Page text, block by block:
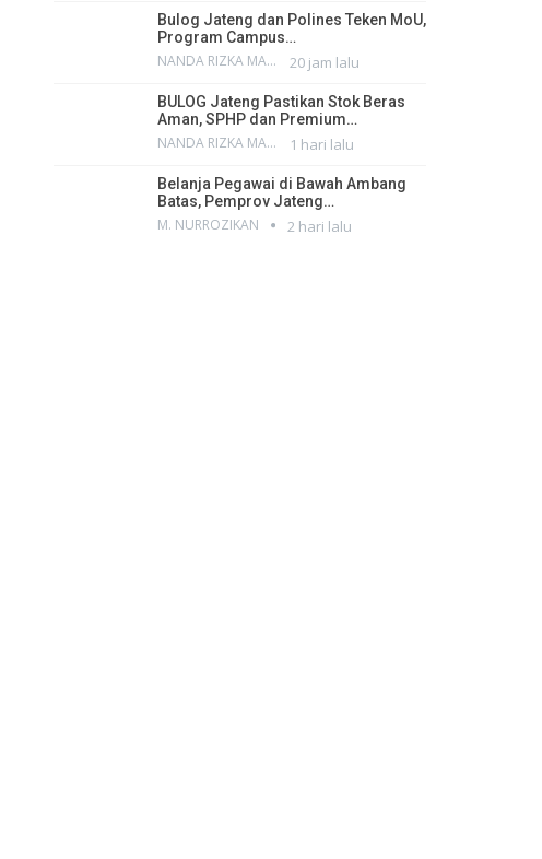
Bulog Jateng dan Polines Teken MoU,
Program Campus…
NANDA RIZKA MAHENDRA 20 jam lalu
BULOG Jateng Pastikan Stok Beras
Aman, SPHP dan Premium…
NANDA RIZKA MAHENDRA 1 hari lalu
Belanja Pegawai di Bawah Ambang
Batas, Pemprov Jateng…
M. NURROZIKAN 2 hari lalu